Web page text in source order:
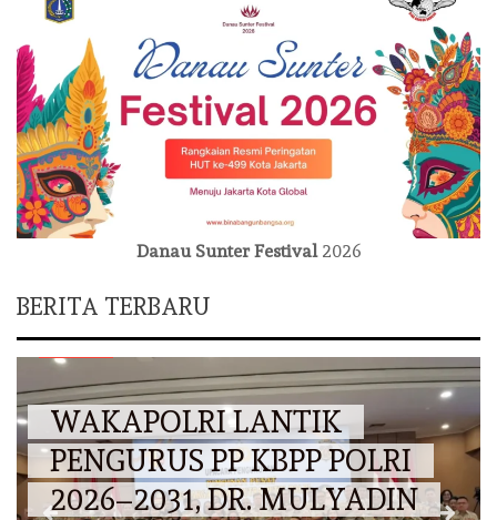
Danau Sunter Festival2026
BERITA TERBARU
WAKAPOLRI LANTIK
PENGURUS PP KBPP POLRI
2026–2031, DR. MULYADIN